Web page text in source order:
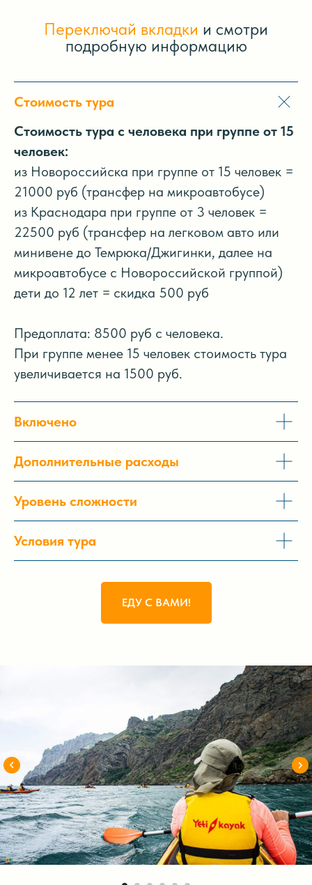
Переключай вкладки и смотри
подробную информацию
Стоимость тура
Стоимость тура с человека при группе от 15
человек:
из Новороссийска при группе от 15 человек =
21000 руб (трансфер на микроавтобусе)
из Краснодара при группе от 3 человек =
22500 руб (трансфер на легковом авто или
минивене до Темрюка/Джигинки, далее на
микроавтобусе с Новороссийской группой)
дети до 12 лет = скидка 500 руб
Предоплата: 8500 руб с человека.
При группе менее 15 человек стоимость тура
увеличивается на 1500 руб.
Включено
Дополнительные расходы
Уровень сложности
Условия тура
ЕДУ С ВАМИ!